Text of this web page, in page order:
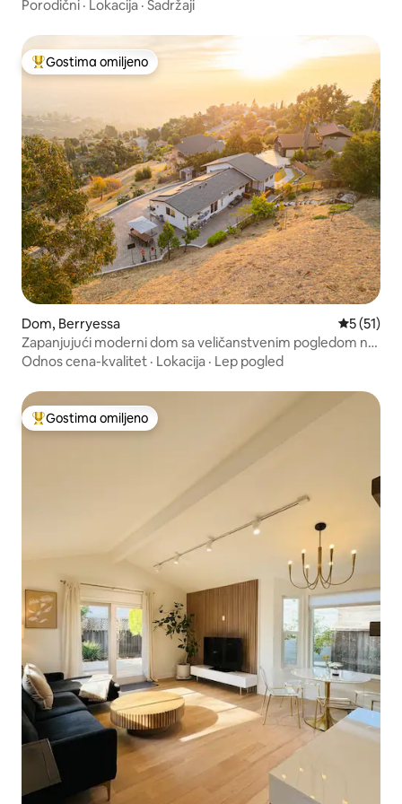
Porodični · Lokacija · Sadržaji
Najuspešniji među gostima omiljenim
Gostima omiljeno
Dom, Berryessa Prosečna
5 (51)
Zapanjujući moderni dom sa veličanstvenim pogledom na
dolinu
Odnos cena-kvalitet · Lokacija · Lep pogled
Najuspešniji među gostima omiljenim
Gostima omiljeno